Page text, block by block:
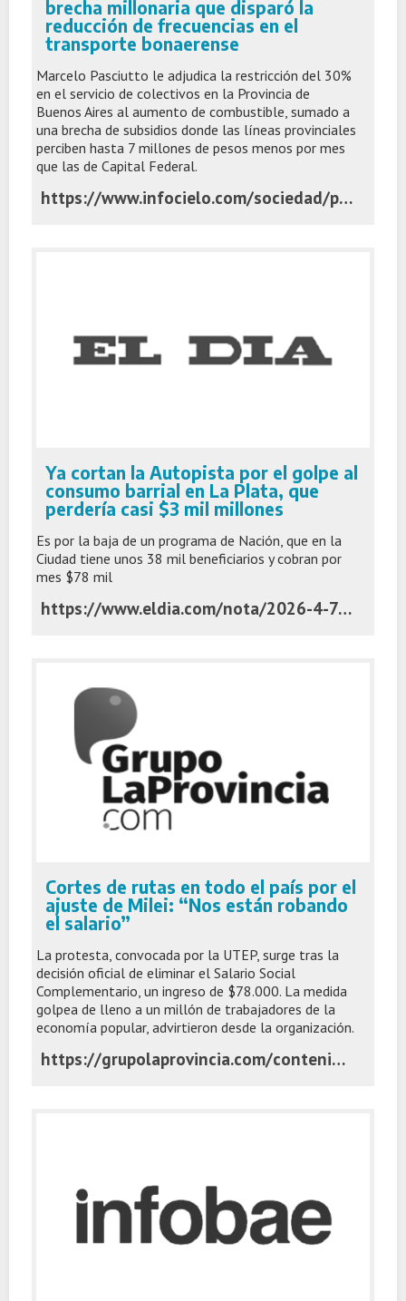
brecha millonaria que disparó la
reducción de frecuencias en el
transporte bonaerense
Marcelo Pasciutto le adjudica la restricción del 30%
en el servicio de colectivos en la Provincia de
Buenos Aires al aumento de combustible, sumado a
una brecha de subsidios donde las líneas provinciales
perciben hasta 7 millones de pesos menos por mes
que las de Capital Federal.
https://www.infocielo.com/sociedad/por-que-capital-si-y-provincia-no-la-brecha-millonaria-que-disparo-la-reduccion-de-frecuencias-en-el-transporte-bonaerense
Ya cortan la Autopista por el golpe al
consumo barrial en La Plata, que
perdería casi $3 mil millones
Es por la baja de un programa de Nación, que en la
Ciudad tiene unos 38 mil beneficiarios y cobran por
mes $78 mil
https://www.eldia.com/nota/2026-4-7-1-59-43-golpe-al-consumo-barrial-en-la-plata-se-perderian-casi-3-mil-millones-politica-y-economia
Cortes de rutas en todo el país por el
ajuste de Milei: “Nos están robando
el salario”
La protesta, convocada por la UTEP, surge tras la
decisión oficial de eliminar el Salario Social
Complementario, un ingreso de $78.000. La medida
golpea de lleno a un millón de trabajadores de la
economía popular, advirtieron desde la organización.
https://grupolaprovincia.com/contenido/596533/cortes-de-rutas-en-todo-el-pais-por-el-ajuste-de-milei-nos-estan-robando-el-sala#google_vignette